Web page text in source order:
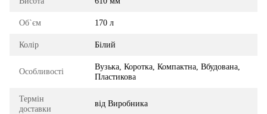
Об`єм 170 л
Колір Білий
Особливості
Вузька, Коротка, Компактна, Вбудована,
Пластикова
Термін
доставки
від Виробника